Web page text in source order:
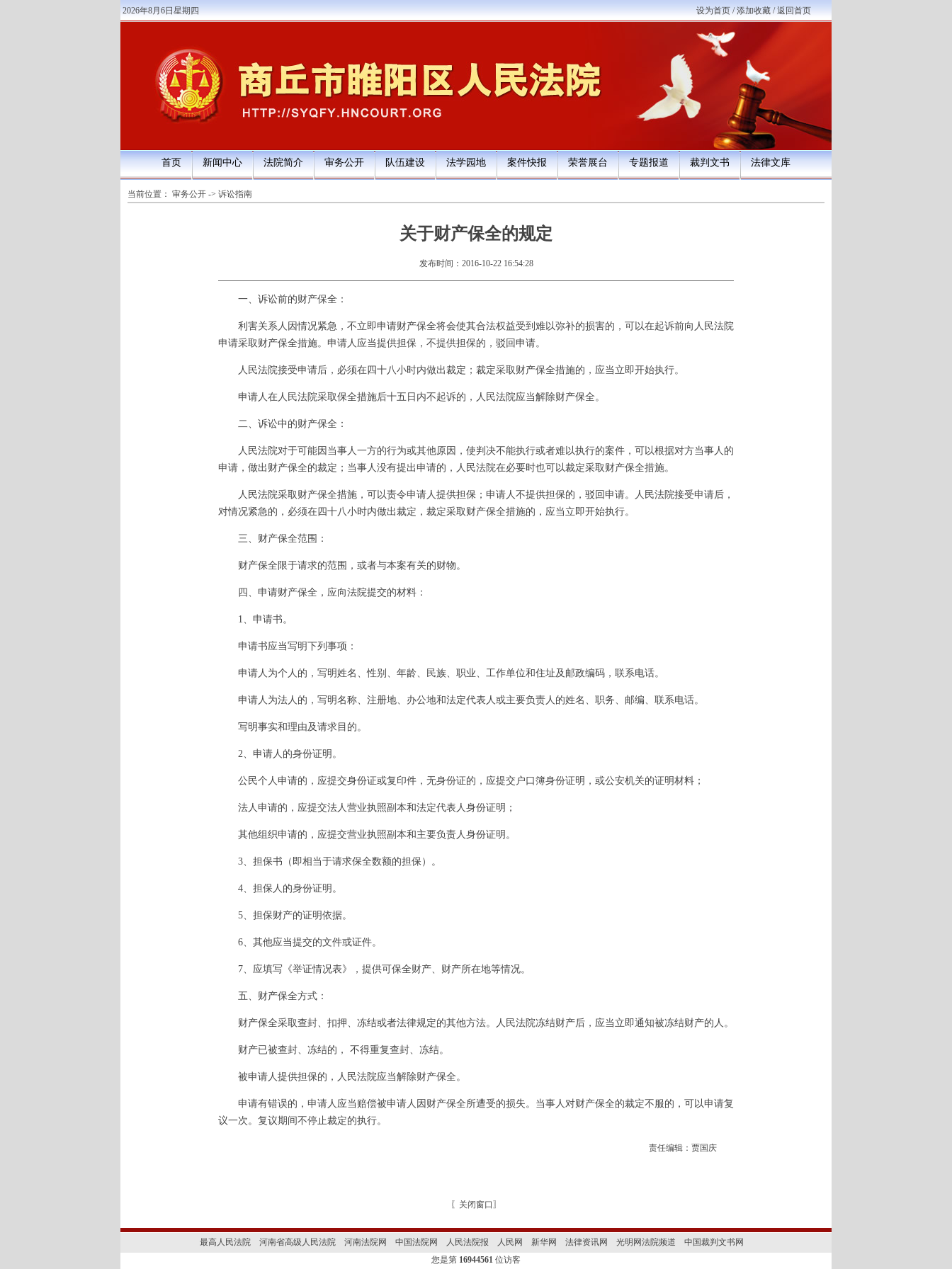
2026年8月6日星期四 设为首页/添加收藏/返回首页
首页 新闻中心 法院简介 审务公开 队伍建设 法学园地 案件快报 荣誉展台 专题报道 裁判文书 法律文库
当前位置： 审务公开 -> 诉讼指南
关于财产保全的规定
发布时间：2016-10-22 16:54:28
一、诉讼前的财产保全：
利害关系人因情况紧急，不立即申请财产保全将会使其合法权益受到难以弥补的损害的，可以在起诉前向人民法院
申请采取财产保全措施。申请人应当提供担保，不提供担保的，驳回申请。
人民法院接受申请后，必须在四十八小时内做出裁定；裁定采取财产保全措施的，应当立即开始执行。
申请人在人民法院采取保全措施后十五日内不起诉的，人民法院应当解除财产保全。
二、诉讼中的财产保全：
人民法院对于可能因当事人一方的行为或其他原因，使判决不能执行或者难以执行的案件，可以根据对方当事人的
申请，做出财产保全的裁定；当事人没有提出申请的，人民法院在必要时也可以裁定采取财产保全措施。
人民法院采取财产保全措施，可以责令申请人提供担保；申请人不提供担保的，驳回申请。人民法院接受申请后，
对情况紧急的，必须在四十八小时内做出裁定，裁定采取财产保全措施的，应当立即开始执行。
三、财产保全范围：
财产保全限于请求的范围，或者与本案有关的财物。
四、申请财产保全，应向法院提交的材料：
1、申请书。
申请书应当写明下列事项：
申请人为个人的，写明姓名、性别、年龄、民族、职业、工作单位和住址及邮政编码，联系电话。
申请人为法人的，写明名称、注册地、办公地和法定代表人或主要负责人的姓名、职务、邮编、联系电话。
写明事实和理由及请求目的。
2、申请人的身份证明。
公民个人申请的，应提交身份证或复印件，无身份证的，应提交户口簿身份证明，或公安机关的证明材料；
法人申请的，应提交法人营业执照副本和法定代表人身份证明；
其他组织申请的，应提交营业执照副本和主要负责人身份证明。
3、担保书（即相当于请求保全数额的担保）。
4、担保人的身份证明。
5、担保财产的证明依据。
6、其他应当提交的文件或证件。
7、应填写《举证情况表》，提供可保全财产、财产所在地等情况。
五、财产保全方式：
财产保全采取查封、扣押、冻结或者法律规定的其他方法。人民法院冻结财产后，应当立即通知被冻结财产的人。
财产已被查封、冻结的， 不得重复查封、冻结。
被申请人提供担保的，人民法院应当解除财产保全。
申请有错误的，申请人应当赔偿被申请人因财产保全所遭受的损失。当事人对财产保全的裁定不服的，可以申请复
议一次。复议期间不停止裁定的执行。
责任编辑：贾国庆
〖 关闭窗口 〗
最高人民法院 河南省高级人民法院 河南法院网 中国法院网 人民法院报 人民网 新华网 法律资讯网 光明网法院频道
中国裁判文书网
您是第 16944561 位访客